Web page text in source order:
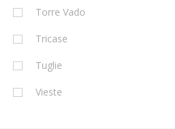
Torre Vado
Tricase
Tuglie
Vieste